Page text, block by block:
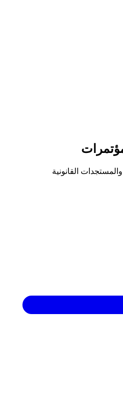
والمستجدات القانونية